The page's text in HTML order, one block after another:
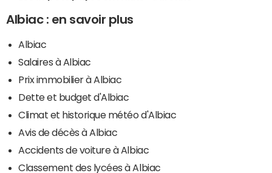
Albiac : en savoir plus
Albiac
Salaires à Albiac
Prix immobilier à Albiac
Dette et budget d'Albiac
Climat et historique météo d'Albiac
Avis de décès à Albiac
Accidents de voiture à Albiac
Classement des lycées à Albiac